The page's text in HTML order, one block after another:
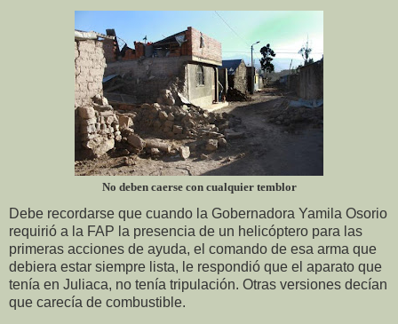
No deben caerse con cualquier temblor
Debe recordarse que cuando la Gobernadora Yamila Osorio
requirió a la FAP la presencia de un helicóptero para las
primeras acciones de ayuda, el comando de esa arma que
debiera estar siempre lista, le respondió que el aparato que
tenía en Juliaca, no tenía tripulación. Otras versiones decían
que carecía de combustible.